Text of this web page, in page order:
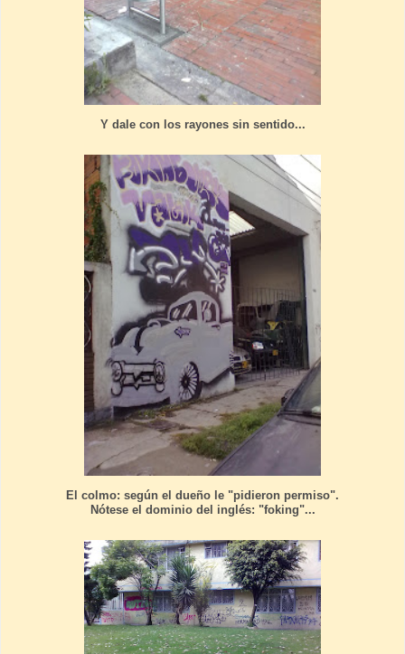
Y dale con los rayones sin sentido...
El colmo: según el dueño le "pidieron permiso".
Nótese el dominio del inglés: "foking"...